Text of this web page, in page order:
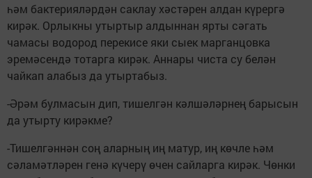
һәм бактерияләрдән саклау хәстәрен алдан күрергә
кирәк. Орлыкны утыртыр алдыннан ярты сәгать
чамасы водород перекисе яки сыек марганцовка
эремәсендә тотарга кирәк. Аннары чиста су белән
чайкап алабыз да утыртабыз.
-Әрәм булмасын дип, тишелгән кәлшәләрнең барысын
да утырту кирәкме?
-Тишелгәннән соң аларның иң матур, иң көчле һәм
сәламәтләрен генә күчерү өчен сайларга кирәк. Чөнки